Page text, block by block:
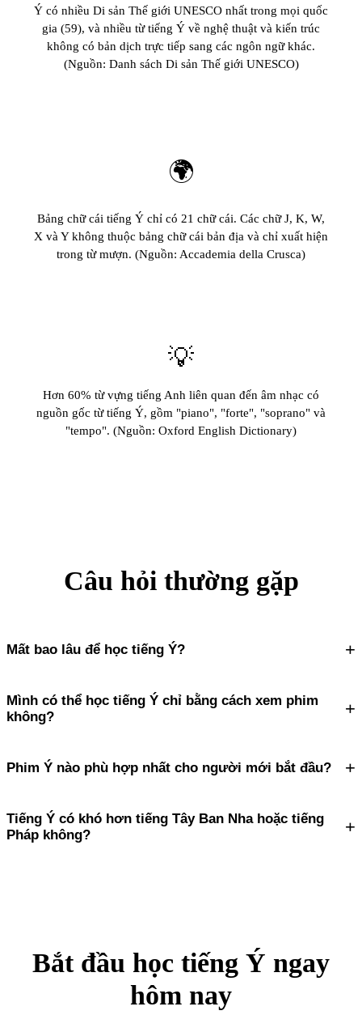
Ý có nhiều Di sản Thế giới UNESCO nhất trong mọi quốc
gia (59), và nhiều từ tiếng Ý về nghệ thuật và kiến trúc
không có bản dịch trực tiếp sang các ngôn ngữ khác.
(Nguồn: Danh sách Di sản Thế giới UNESCO)
🌍
Bảng chữ cái tiếng Ý chỉ có 21 chữ cái. Các chữ J, K, W,
X và Y không thuộc bảng chữ cái bản địa và chỉ xuất hiện
trong từ mượn. (Nguồn: Accademia della Crusca)
💡
Hơn 60% từ vựng tiếng Anh liên quan đến âm nhạc có
nguồn gốc từ tiếng Ý, gồm "piano", "forte", "soprano" và
"tempo". (Nguồn: Oxford English Dictionary)
Câu hỏi thường gặp
Mất bao lâu để học tiếng Ý? +
Mình có thể học tiếng Ý chỉ bằng cách xem phim
không?
+
Phim Ý nào phù hợp nhất cho người mới bắt đầu? +
Tiếng Ý có khó hơn tiếng Tây Ban Nha hoặc tiếng
Pháp không?
+
Bắt đầu học tiếng Ý ngay
hôm nay